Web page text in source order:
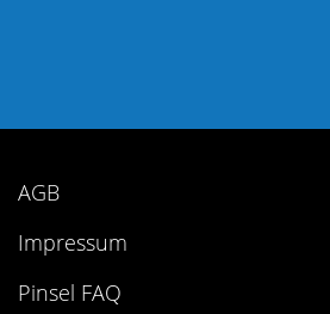
AGB
Impressum
Pinsel FAQ